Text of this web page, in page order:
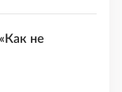
не